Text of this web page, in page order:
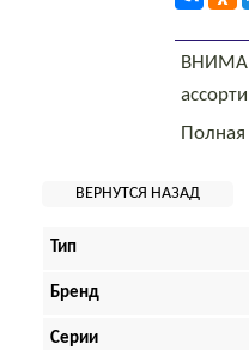
Тип
Бренд
Серии